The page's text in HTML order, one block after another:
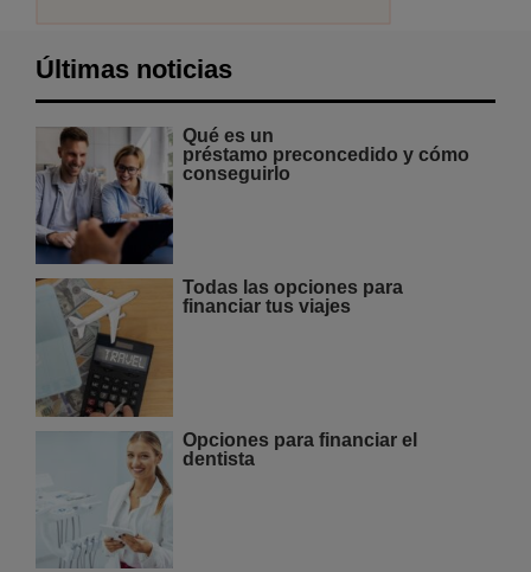
Últimas noticias
Qué es un
préstamo preconcedido y cómo
conseguirlo
Todas las opciones para
financiar tus viajes
Opciones para financiar el
dentista